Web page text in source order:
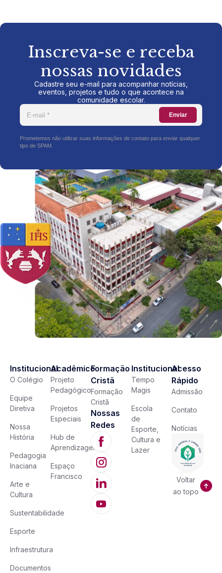
Inscreva-se e receba
nossas novidades
Cadastre seu e-mail para acompanhar notícias,
eventos, projetos e tudo o que acontece na
comunidade escolar.
Enviar
Prometemos não utilizar suas informações de contato para enviar qualquer
tipo de SPAM.
Institucional
O Colégio
Equipe
Diretiva
Nossa
História
Pedagogia
Inaciana
Arte e
Cultura
Sustentabilidade
Esporte
Infraestrutura
Documentos
Acadêmico
Projeto
Pedagógico
Projetos
Especiais
Hub de
Aprendizagem
Espaço
Francisco
Formação
Cristã
Formação
Cristã
Nossas
Redes
Institucional
Tempo
Magis
Escola
de
Esporte,
Cultura e
Lazer
Acesso
Rápido
Admissão
Contato
Notícias
Voltar
ao topo